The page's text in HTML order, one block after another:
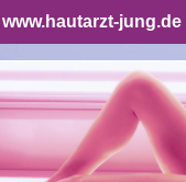
www.hautarzt-jung.de